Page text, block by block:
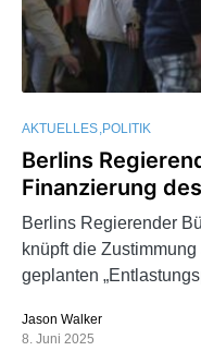
AKTUELLES POLITIK
Berlins
Finanzierung
Berlins Regierender
knüpft die
geplanten
Jason Walker
8. Juni 2025